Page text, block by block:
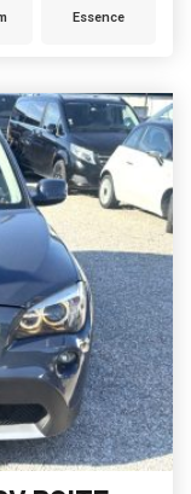
Essence